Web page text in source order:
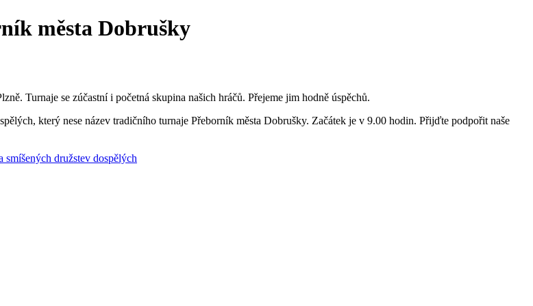
města Dobrušky
Turnaje se zúčastní i početná skupina našich hráčů. Přejeme jim hodně úspěchů.
který nese název tradičního turnaje Přeborník města Dobrušky. Začátek je v 9.00 hodin. Přijďte podpořit naše